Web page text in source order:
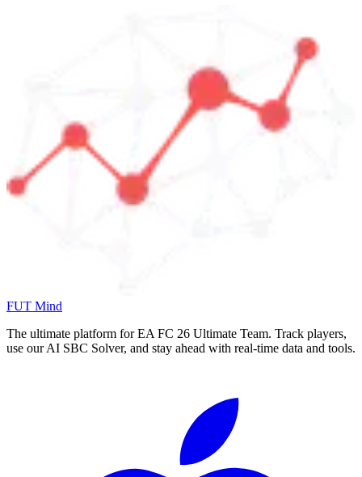
FUT Mind
The ultimate platform for EA FC 26 Ultimate Team. Track players,
use our AI SBC Solver, and stay ahead with real-time data and tools.